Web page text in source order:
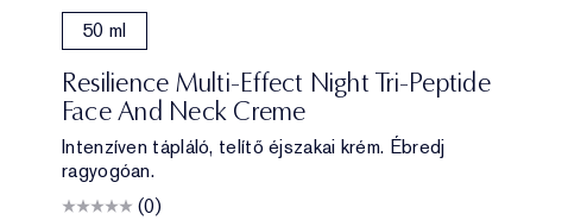
50 ml
Resilience Multi-Effect Night Tri-Peptide
Face And Neck Creme
Intenzíven tápláló, telítő éjszakai krém. Ébredj
ragyogóan.
(0)